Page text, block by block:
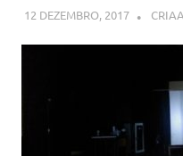
12 DEZEMBRO, 2017